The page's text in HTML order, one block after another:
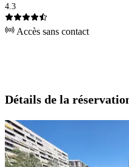
4.3
Accès sans contact
Détails de la